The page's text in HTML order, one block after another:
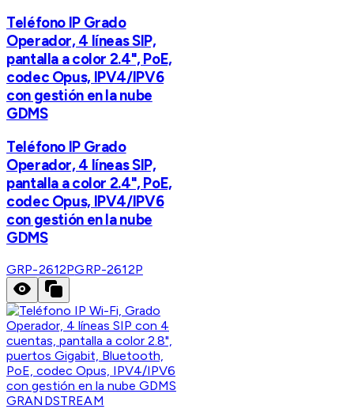
Teléfono IP Grado
Operador, 4 líneas SIP,
pantalla a color 2.4", PoE,
codec Opus, IPV4/IPV6
con gestión en la nube
GDMS
Teléfono IP Grado
Operador, 4 líneas SIP,
pantalla a color 2.4", PoE,
codec Opus, IPV4/IPV6
con gestión en la nube
GDMS
GRP-2612PGRP-2612P
GRANDSTREAM